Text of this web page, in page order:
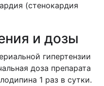
(стенокардия
и дозы
гипертензии
доза препарата
1 раз в сутки.